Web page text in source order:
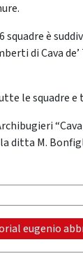
è
di Cava
le squadre
ditta M.
eugenio